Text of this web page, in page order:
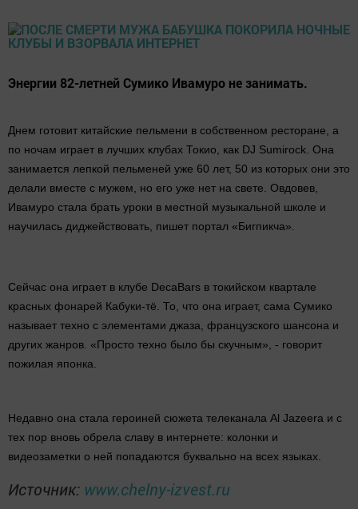
Энергии 82-летней Сумико Ивамуро не занимать.
Днем готовит китайские пельмени в собственном ресторане, а
по ночам играет в лучших клубах Токио, как DJ Sumirock. Она
занимается лепкой пельменей уже 60 лет, 50 из которых они это
делали вместе с мужем, но его уже нет на свете. Овдовев,
Ивамуро стала брать уроки в местной музыкальной школе и
научилась диджействовать, пишет портал «Бигпикча».
Сейчас она играет в клубе DecaBars в токийском квартале
красных фонарей Кабуки-тё. То, что она играет, сама Сумико
называет техно с элементами джаза, французского шансона и
других жанров. «Просто техно было бы скучным», - говорит
пожилая японка.
Недавно она стала героиней сюжета телеканала Al Jazeera и с
тех пор вновь обрела славу в интернете: колонки и
видеозаметки о ней попадаются буквально на всех языках.
Источник: www.chelny-izvest.ru